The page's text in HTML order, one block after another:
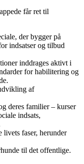
får ret til
der bygger på
indsatser og tilbud
inddrages aktivt i
for habilitering og
af
deres familier – kurser
indsats,
faser, herunder
til det offentlige.